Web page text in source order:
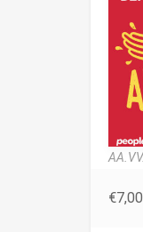
AA.VV.
€7,00